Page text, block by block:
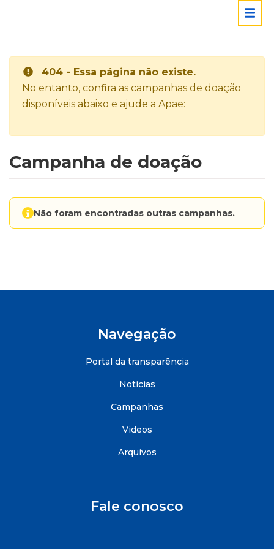
404 - Essa página não existe.
No entanto, confira as campanhas de doação
disponíveis abaixo e ajude a Apae:
Campanha de doação
Não foram encontradas outras campanhas.
Navegação
Portal da transparência
Notícias
Campanhas
Videos
Arquivos
Fale conosco